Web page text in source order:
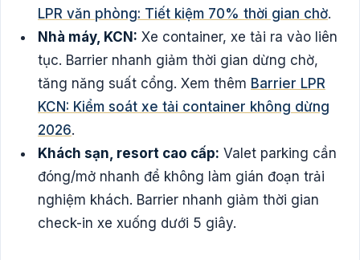
LPR văn phòng: Tiết kiệm 70% thời gian chờ.
Nhà máy, KCN: Xe container, xe tải ra vào liên
tục. Barrier nhanh giảm thời gian dừng chờ,
tăng năng suất cổng. Xem thêm Barrier LPR
KCN: Kiểm soát xe tải container không dừng
2026.
Khách sạn, resort cao cấp: Valet parking cần
đóng/mở nhanh để không làm gián đoạn trải
nghiệm khách. Barrier nhanh giảm thời gian
check-in xe xuống dưới 5 giây.